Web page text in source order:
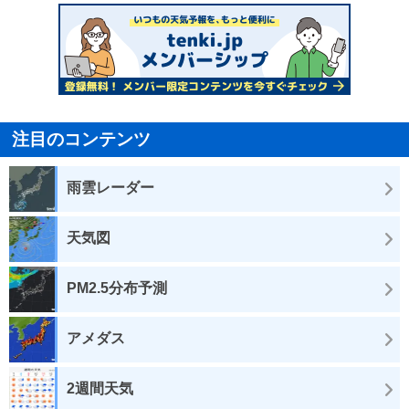
注目のコンテンツ
雨雲レーダー
天気図
PM2.5分布予測
アメダス
2週間天気